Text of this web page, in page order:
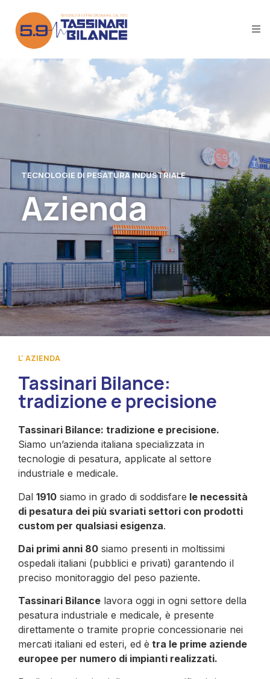
TECNOLOGIE DI PESATURA INDUSTRIALE
Azienda
L' AZIENDA
Tassinari Bilance:
tradizione e precisione
Tassinari Bilance: tradizione e precisione.
Siamo un’azienda italiana specializzata in
tecnologie di pesatura, applicate al settore
industriale e medicale.
Dal 1910 siamo in grado di soddisfare le necessità
di pesatura dei più svariati settori con prodotti
custom per qualsiasi esigenza.
Dai primi anni 80 siamo presenti in moltissimi
ospedali italiani (pubblici e privati) garantendo il
preciso monitoraggio del peso paziente.
Tassinari Bilance lavora oggi in ogni settore della
pesatura industriale e medicale, è presente
direttamente o tramite proprie concessionarie nei
mercati italiani ed esteri, ed è tra le prime aziende
europee per numero di impianti realizzati.